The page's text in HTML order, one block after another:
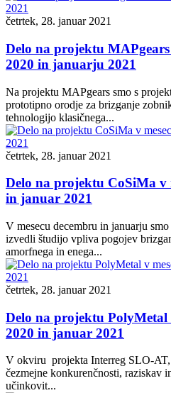
četrtek, 28. januar 2021
Delo na projektu MAPgears
2020 in januarju 2021
Na projektu MAPgears smo s
prototipno orodje za brizganje
tehnologijo klasičnega...
četrtek, 28. januar 2021
Delo na projektu CoSiMa v
in januar 2021
V mesecu decembru in januarju
izvedli študijo vpliva pogojev
amorfnega in enega...
četrtek, 28. januar 2021
Delo na projektu PolyMetal
2020 in januar 2021
V okviru projekta Interreg SLO-AT,
čezmejne konkurenčnosti, raziskav
učinkovit...